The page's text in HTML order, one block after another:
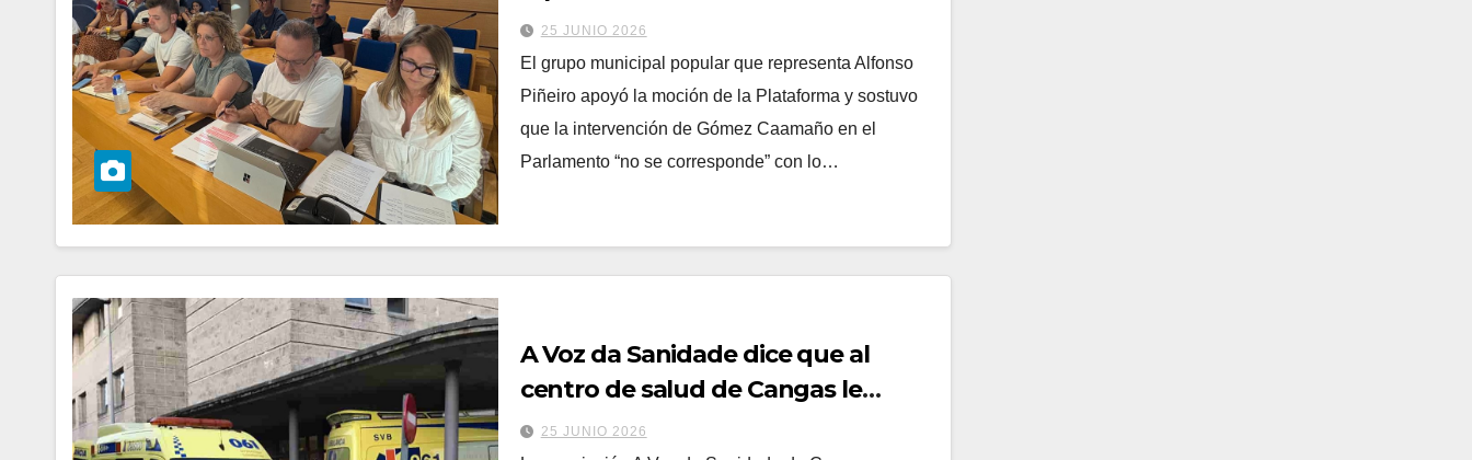
Sanidade y reclama la
reagrupación del PAC de Cangas
en Sisalde
25 JUNIO 2026
El grupo municipal popular que representa Alfonso
Piñeiro apoyó la moción de la Plataforma y sostuvo
que la intervención de Gómez Caamaño en el
Parlamento “no se corresponde” con lo…
A Voz da Sanidade dice que al
centro de salud de Cangas le
faltan recursos para afrontar el
25 JUNIO 2026